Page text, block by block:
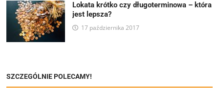
Lokata krótko czy długoterminowa – która
jest lepsza?
17 października 2017
SZCZEGÓLNIE POLECAMY!